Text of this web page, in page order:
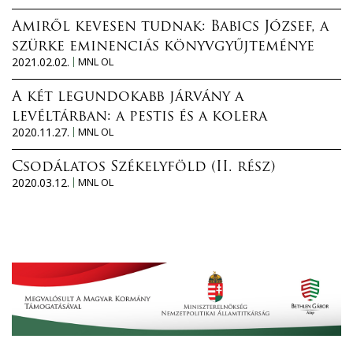
Amiről kevesen tudnak: Babics József, a
szürke eminenciás könyvgyűjteménye
2021.02.02.
MNL OL
A két legundokabb járvány a
levéltárban: a pestis és a kolera
2020.11.27.
MNL OL
Csodálatos Székelyföld (II. rész)
2020.03.12.
MNL OL